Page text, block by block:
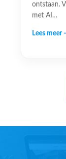
ontstaan.
met AI…
Lees meer